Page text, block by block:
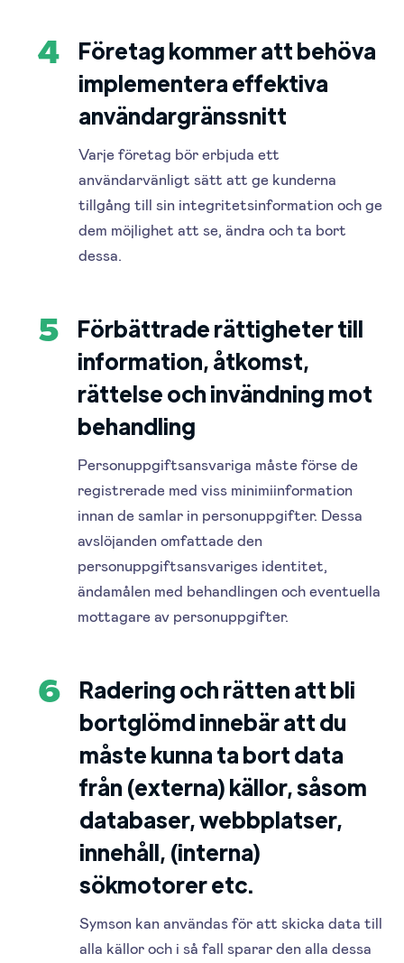
4
Företag kommer att behöva
implementera effektiva
användargränssnitt
Varje företag bör erbjuda ett
användarvänligt sätt att ge kunderna
tillgång till sin integritetsinformation och ge
dem möjlighet att se, ändra och ta bort
dessa.
5
Förbättrade rättigheter till
information, åtkomst,
rättelse och invändning mot
behandling
Personuppgiftsansvariga måste förse de
registrerade med viss minimiinformation
innan de samlar in personuppgifter. Dessa
avslöjanden omfattade den
personuppgiftsansvariges identitet,
ändamålen med behandlingen och eventuella
mottagare av personuppgifter.
6
Radering och rätten att bli
bortglömd innebär att du
måste kunna ta bort data
från (externa) källor, såsom
databaser, webbplatser,
innehåll, (interna)
sökmotorer etc.
Symson kan användas för att skicka data till
alla källor och i så fall sparar den alla dessa